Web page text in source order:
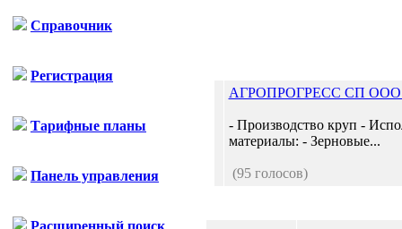
Справочник
Регистрация
Тарифные планы
Панель управления
Расширенный поиск
АГРОПРОГРЕСС СП
- Производство круп -
материалы: - Зерновые...
(95 голосов)